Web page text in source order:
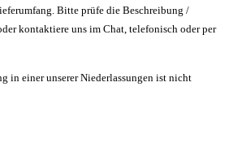
Bitte prüfe die Beschreibung /
kontaktiere uns im Chat, telefonisch oder per
in einer unserer Niederlassungen ist nicht